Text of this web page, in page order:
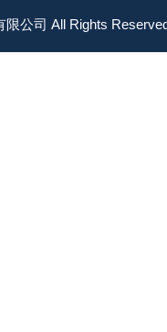
限公司 All Rights